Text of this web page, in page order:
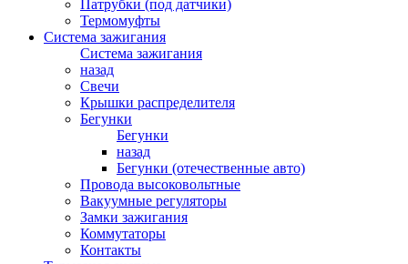
Патрубки (под датчики)
Термомуфты
Система зажигания
Система зажигания
назад
Свечи
Крышки распределителя
Бегунки
Бегунки
назад
Бегунки (отечественные авто)
Провода высоковольтные
Вакуумные регуляторы
Замки зажигания
Коммутаторы
Контакты